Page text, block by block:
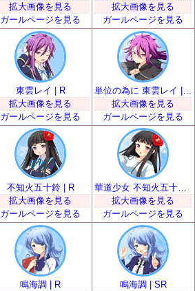
拡大画像を見る
ガールページを見る
拡大画像を見る
ガールページを見る
東雲レイ | R
拡大画像を見る
ガールページを見る
拡大画像を見る
ガールページを見る
不知火五十鈴 | R
拡大画像を見る
ガールページを見る
華道少女 不知火五十鈴 | SR
拡大画像を見る
ガールページを見る
鳴海調 | R
鳴海調 | SR